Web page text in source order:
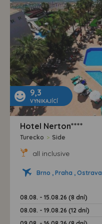
9,3
VYNIKAJÍCÍ
Hotel Nerton****
Turecko > Side
all inclusive
Brno , Praha , Ostrava
08.08. - 15.08.26 (8 dní)
08.08. - 19.08.26 (12 dní)